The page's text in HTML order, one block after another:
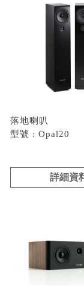
落地喇叭
型號 : Opal20
詳細資